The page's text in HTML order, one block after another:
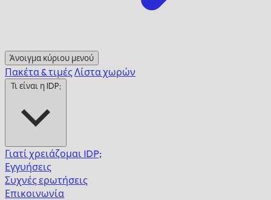
Άνοιγμα κύριου μενού
Πακέτα & τιμέςΛίστα χωρών
Τι είναι η IDP;
Γιατί χρειάζομαι IDP;
Εγγυήσεις
Συχνές ερωτήσεις
Επικοινωνία